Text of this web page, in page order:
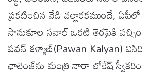
ప్రకటించిన వేడి చల్లారకముందే, ఏపీలో
సానుకూల సవాల్ఒకటి తెరపైకి
పవన్ కళ్యాణ్(Pawan Kalyan)
ఛాలెంజ్‌ను మంత్రినారాలోకేష్